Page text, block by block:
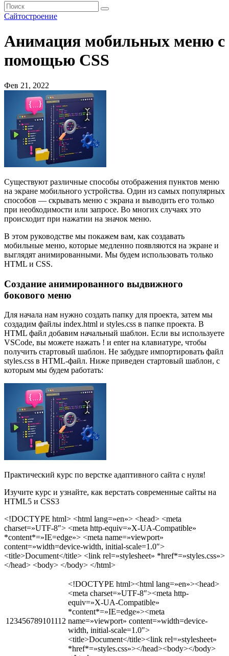
Сайтостроение
Анимация мобильных меню с
помощью CSS
Фев 21, 2022
Существуют различные способы отображения пунктов меню
на экране мобильного устройства. Один из самых популярных
способов — скрывать меню с экрана и выводить его только
при необходимости или запросе. Во многих случаях это
происходит при нажатии на значок меню.
В этом руководстве мы покажем вам, как создавать
мобильные меню, которые медленно появляются на экране и
выглядят анимированными. Мы будем использовать только
HTML и CSS.
Создание анимированного выдвижного
бокового меню
Для начала нам нужно создать папку для проекта, затем мы
создадим файлы index.html и styles.css в папке проекта. В
HTML файл добавим начальный шаблон. Если вы используете
VSCode, вы можете нажать ! и enter на клавиатуре, чтобы
получить стартовый шаблон. Не забудьте импортировать файл
styles.css в HTML-файл. Ниже приведен стартовый шаблон, с
которым мы будем работать:
Практический курс по верстке адаптивного сайта с нуля!
Изучите курс и узнайте, как верстать современные сайты на
HTML5 и CSS3
<!DOCTYPE html> <html lang=»en»> <head> <meta
charset=»UTF-8″> <meta http-equiv=»X-UA-Compatible»
*content*=»IE=edge»> <meta name=»viewport»
content=»width=device-width, initial-scale=1.0″>
<title>Document</title> <link rel=»stylesheet» *href*=»styles.css»>
</head> <body> </body> </html>
123456789101112
<!DOCTYPE html><html lang=»en»><head>
<meta charset=»UTF-8″><meta http-
equiv=»X-UA-Compatible»
*content*=»IE=edge»><meta
name=»viewport» content=»width=device-
width, initial-scale=1.0″>
<title>Document</title><link rel=»stylesheet»
*href*=»styles.css»></head><body></body>